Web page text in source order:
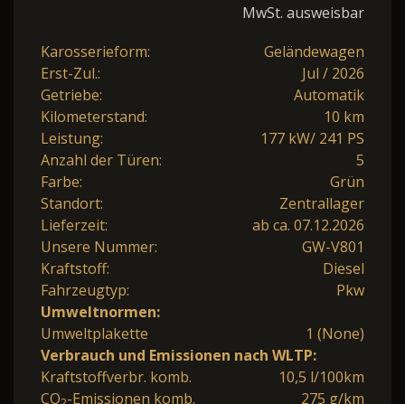
MwSt. ausweisbar
Karosserieform:
Geländewagen
Erst-Zul.:
Jul / 2026
Getriebe:
Automatik
Kilometerstand:
10 km
Leistung:
177 kW/ 241 PS
Anzahl der Türen:
5
Farbe:
Grün
Standort:
Zentrallager
Lieferzeit:
ab ca. 07.12.2026
Unsere Nummer:
GW-V801
Kraftstoff:
Diesel
Fahrzeugtyp:
Pkw
Umweltnormen:
Umweltplakette
1 (None)
Verbrauch und Emissionen nach WLTP:
Kraftstoffverbr. komb.
10,5 l/100km
CO -Emissionen komb. 275 g/km